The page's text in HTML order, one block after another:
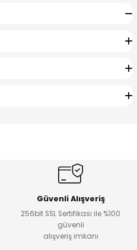
Güvenli Alışveriş
256bit SSL Sertifikası ile %100
güvenli
alışveriş imkanı